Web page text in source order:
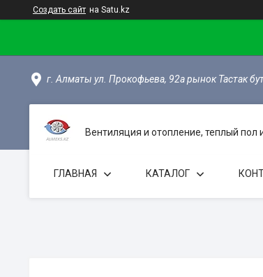
Создать сайт на Satu.kz
г. Алматы ул. Прокофьева, 92а рынок Тастак
Вентиляция и отопление, теплый
ГЛАВНАЯ КАТАЛОГ